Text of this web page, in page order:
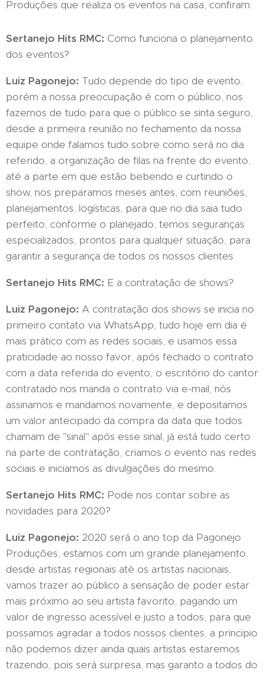
Produções que realiza os eventos na casa, confiram:
Sertanejo Hits RMC: Como funciona o planejamento
dos eventos?
Luiz Pagonejo: Tudo depende do tipo de evento,
porém a nossa preocupação é com o público, nos
fazemos de tudo para que o público se sinta seguro,
desde a primeira reunião no fechamento da nossa
equipe onde falamos tudo sobre como será no dia
referido, a organização de filas na frente do evento,
até a parte em que estão bebendo e curtindo o
show, nos preparamos meses antes, com reuniões,
planejamentos, logísticas, para que no dia saia tudo
perfeito, conforme o planejado, temos seguranças
especializados, prontos para qualquer situação, para
garantir a segurança de todos os nossos clientes.
Sertanejo Hits RMC: E a contratação de shows?
Luiz Pagonejo: A contratação dos shows se inicia no
primeiro contato via WhatsApp, tudo hoje em dia é
mais prático com as redes sociais, e usamos essa
praticidade ao nosso favor, após fechado o contrato
com a data referida do evento, o escritório do cantor
contratado nos manda o contrato via e-mail, nós
assinamos e mandamos novamente, e depositamos
um valor antecipado da compra da data que todos
chamam de "sinal" após esse sinal, já está tudo certo
na parte de contratação, criamos o evento nas redes
sociais e iniciamos as divulgações do mesmo.
Sertanejo Hits RMC: Pode nos contar sobre as
novidades para 2020?
Luiz Pagonejo: 2020 será o ano top da Pagonejo
Produções, estamos com um grande planejamento,
desde artistas regionais até os artistas nacionais,
vamos trazer ao público a sensação de poder estar
mais próximo ao seu artista favorito, pagando um
valor de ingresso acessível e justo a todos, para que
possamos agradar a todos nossos clientes, a principio
não podemos dizer ainda quais artistas estaremos
trazendo, pois será surpresa, mas garanto a todos do